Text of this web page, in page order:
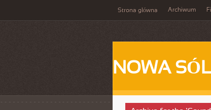
Strona główna Archiwum
NOWA SÓL